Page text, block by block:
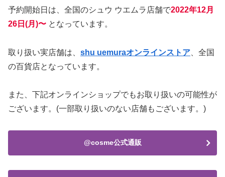
予約開始日は、全国のシュウ ウエムラ店舗で2022年12月
26日(月)〜 となっています。
取り扱い実店舗は、 shu uemuraオンラインストア 、全国
の百貨店となっています。
また、下記オンラインショップでもお取り扱いの可能性が
ございます。(一部取り扱いのない店舗もございます。)
@cosme公式通販